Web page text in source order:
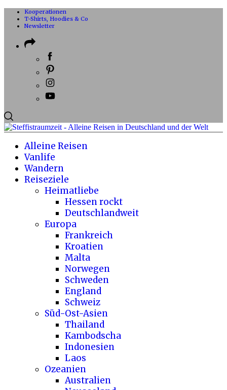
Kooperationen
T-Shirts, Hoodies & Co
Newsletter
Alleine Reisen
Vanlife
Wandern
Reiseziele
Heimatliebe
Hessen rockt
Deutschlandweit
Europa
Frankreich
Kroatien
Malta
Norwegen
Schweden
England
Schweiz
Süd-Ost-Asien
Thailand
Kambodscha
Indonesien
Laos
Ozeanien
Australien